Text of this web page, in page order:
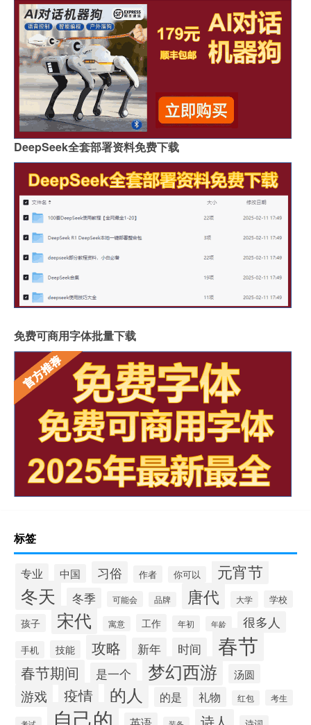
DeepSeek全套部署资料免费下载
免费可商用字体批量下载
标签
专业 中国 习俗 作者 你可以 元宵节
冬天 冬季 可能会 品牌 唐代 大学 学校
孩子 宋代 寓意 工作 年初 年龄 很多人
手机 技能 攻略 新年 时间 春节
春节期间 是一个 梦幻西游 汤圆
游戏 疫情 的人 的是 礼物 红包 考生
自己的